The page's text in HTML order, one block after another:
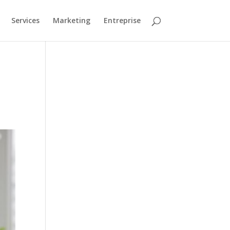
Services Marketing Entreprise